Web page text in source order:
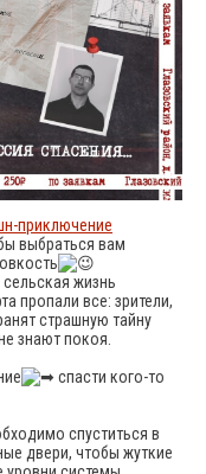
приключение
выбраться вам
жизнь
пропали все: зрители,
страшную тайну
знают покоя.
спасти кого-то
спуститься в
двери, чтобы жуткие